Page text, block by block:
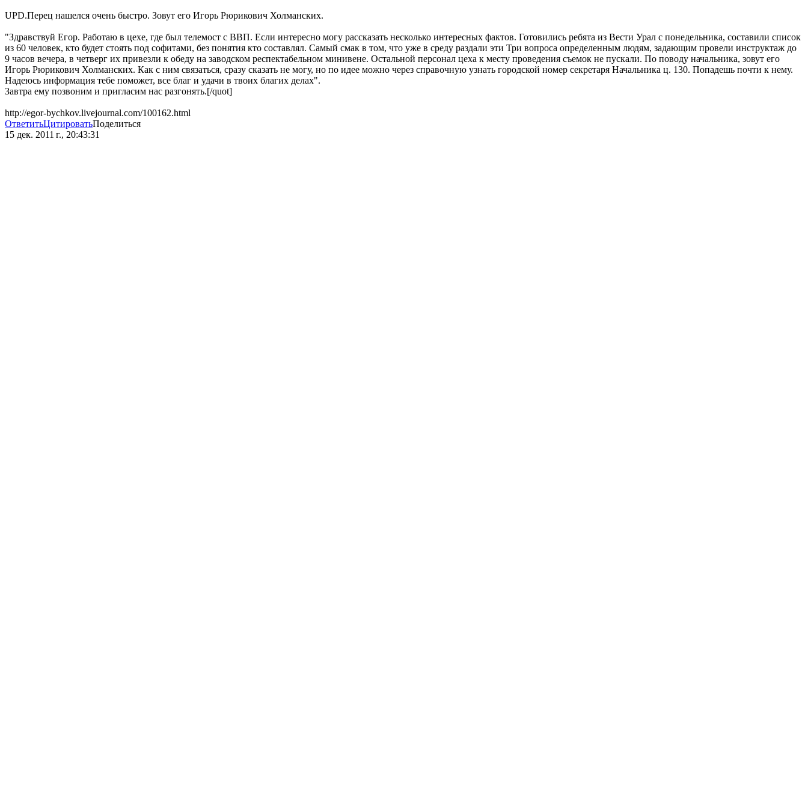
UPD.Перец нашелся очень быстро. Зовут его Игорь Рюрикович Холманских.
"Здравствуй Егор. Работаю в цехе, где был телемост с ВВП. Если интересно могу рассказать несколько интересных фактов. Готовились ребята из Вести Урал с понедельника, составили список
из 60 человек, кто будет стоять под софитами, без понятия кто составлял. Самый смак в том, что уже в среду раздали эти Три вопроса определенным людям, задающим провели инструктаж до
9 часов вечера, в четверг их привезли к обеду на заводском респектабельном минивене. Остальной персонал цеха к месту проведения съемок не пускали. По поводу начальника, зовут его
Игорь Рюрикович Холманских. Как с ним связаться, сразу сказать не могу, но по идее можно через справочную узнать городской номер секретаря Начальника ц. 130. Попадешь почти к нему.
Надеюсь информация тебе поможет, все благ и удачи в твоих благих делах".
Завтра ему позвоним и пригласим нас разгонять.[/quot]
http://egor-bychkov.livejournal.com/100162.html
ОтветитьЦитироватьПоделиться
15 дек. 2011 г., 20:43:31